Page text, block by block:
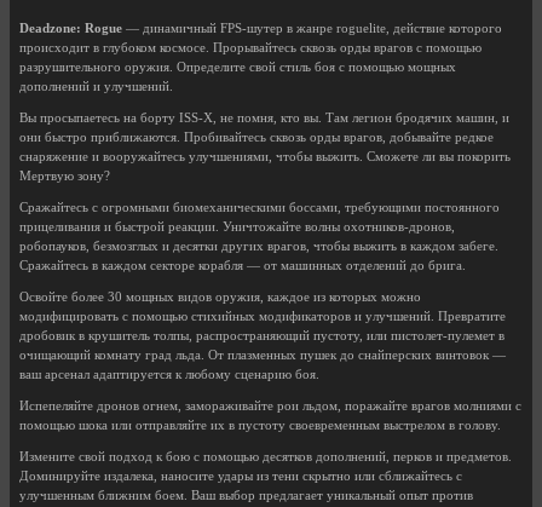
Deadzone: Rogue — динамичный FPS-шутер в жанре roguelite, действие которого
происходит в глубоком космосе. Прорывайтесь сквозь орды врагов с помощью
разрушительного оружия. Определите свой стиль боя с помощью мощных
дополнений и улучшений.
Вы просыпаетесь на борту ISS-X, не помня, кто вы. Там легион бродячих машин, и
они быстро приближаются. Пробивайтесь сквозь орды врагов, добывайте редкое
снаряжение и вооружайтесь улучшениями, чтобы выжить. Сможете ли вы покорить
Мертвую зону?
Сражайтесь с огромными биомеханическими боссами, требующими постоянного
прицеливания и быстрой реакции. Уничтожайте волны охотников-дронов,
робопауков, безмозглых и десятки других врагов, чтобы выжить в каждом забеге.
Сражайтесь в каждом секторе корабля — от машинных отделений до брига.
Освойте более 30 мощных видов оружия, каждое из которых можно
модифицировать с помощью стихийных модификаторов и улучшений. Превратите
дробовик в крушитель толпы, распространяющий пустоту, или пистолет-пулемет в
очищающий комнату град льда. От плазменных пушек до снайперских винтовок —
ваш арсенал адаптируется к любому сценарию боя.
Испепеляйте дронов огнем, замораживайте рои льдом, поражайте врагов молниями с
помощью шока или отправляйте их в пустоту своевременным выстрелом в голову.
Измените свой подход к бою с помощью десятков дополнений, перков и предметов.
Доминируйте издалека, наносите удары из тени скрытно или сближайтесь с
улучшенным ближним боем. Ваш выбор предлагает уникальный опыт против